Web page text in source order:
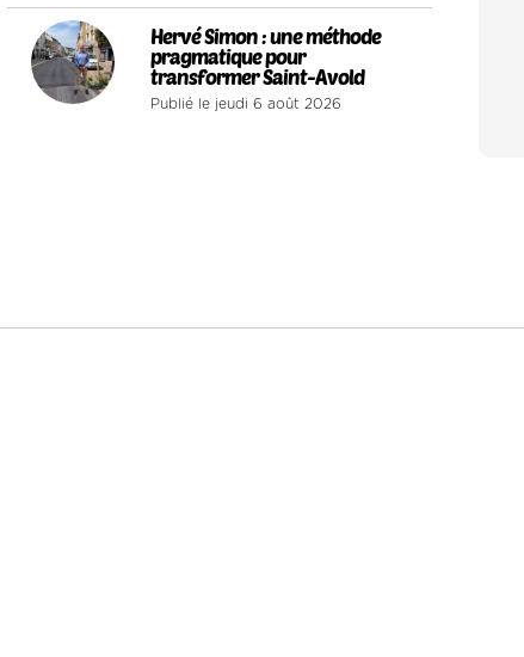
5
Hervé Simon : une méthode
pragmatique pour
transformer Saint-Avold
Publié le jeudi 6 août 2026